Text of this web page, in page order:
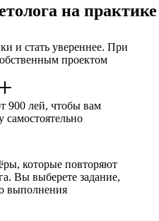
на практике
и стать увереннее. При
проектом
900 лей, чтобы вам
самостоятельно
которые повторяют
Вы выберете задание,
выполнения